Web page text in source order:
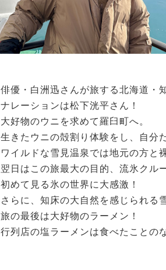
俳優・白洲迅さんが旅する北海道・知
ナレーションは松下洸平さん！
大好物のウニを求めて羅臼町へ。
生きたウニの殻割り体験をし、自分
ワイルドな雪見温泉では地元の方と
翌日はこの旅最大の目的、流氷クルー
初めて見る氷の世界に大感激！
さらに、知床の大自然を感じられる
旅の最後は大好物のラーメン！
行列店の塩ラーメンは食べたことの